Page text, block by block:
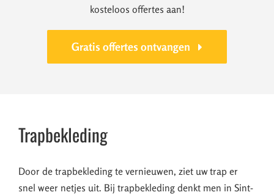
kosteloos offertes aan!
Gratis offertes ontvangen
Trapbekleding
Door de trapbekleding te vernieuwen, ziet uw trap er
snel weer netjes uit. Bij trapbekleding denkt men in Sint-